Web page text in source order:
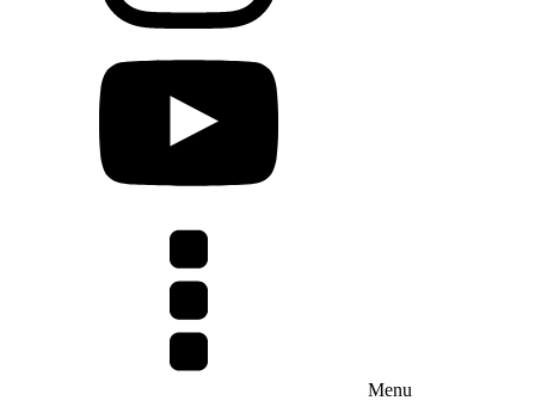
Menu